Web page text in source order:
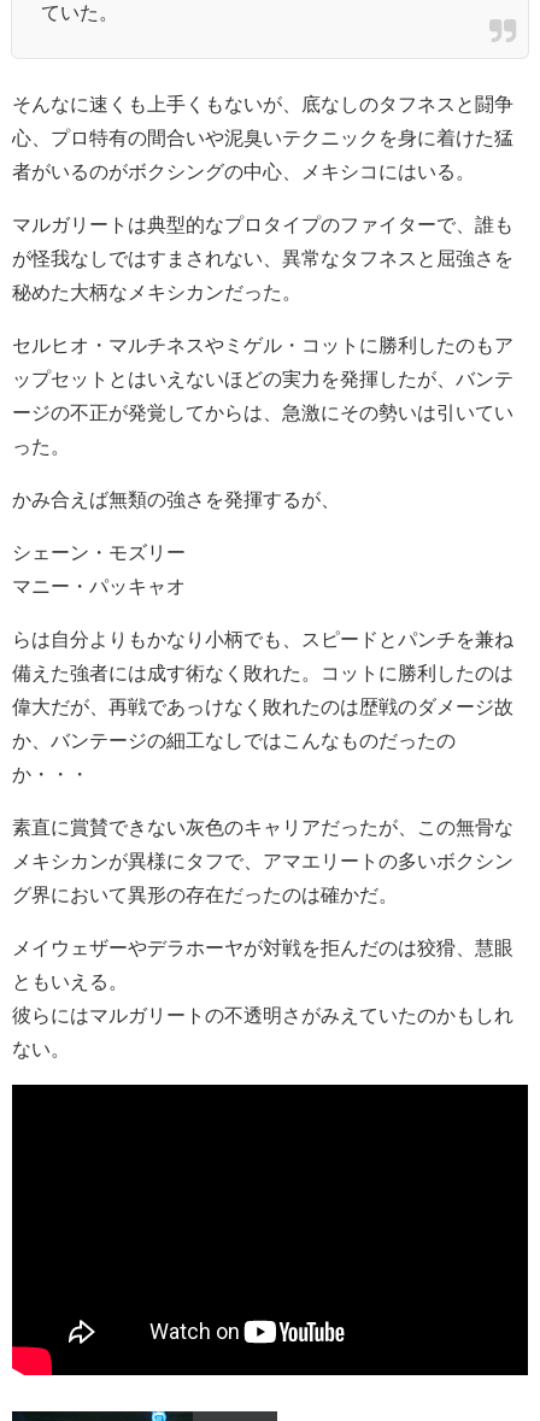
ていた。
そんなに速くも上手くもないが、底なしのタフネスと闘争
心、プロ特有の間合いや泥臭いテクニックを身に着けた猛
者がいるのがボクシングの中心、メキシコにはいる。
マルガリートは典型的なプロタイプのファイターで、誰も
が怪我なしではすまされない、異常なタフネスと屈強さを
秘めた大柄なメキシカンだった。
セルヒオ・マルチネスやミゲル・コットに勝利したのもア
ップセットとはいえないほどの実力を発揮したが、バンテ
ージの不正が発覚してからは、急激にその勢いは引いてい
った。
かみ合えば無類の強さを発揮するが、
シェーン・モズリー
マニー・パッキャオ
らは自分よりもかなり小柄でも、スピードとパンチを兼ね
備えた強者には成す術なく敗れた。コットに勝利したのは
偉大だが、再戦であっけなく敗れたのは歴戦のダメージ故
か、バンテージの細工なしではこんなものだったの
か・・・
素直に賞賛できない灰色のキャリアだったが、この無骨な
メキシカンが異様にタフで、アマエリートの多いボクシン
グ界において異形の存在だったのは確かだ。
メイウェザーやデラホーヤが対戦を拒んだのは狡猾、慧眼
ともいえる。
彼らにはマルガリートの不透明さがみえていたのかもしれ
ない。